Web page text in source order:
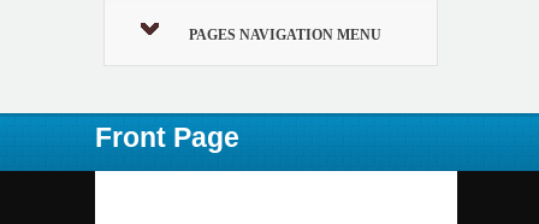
PAGES NAVIGATION MENU
Front Page